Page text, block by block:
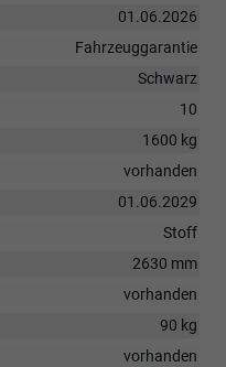
01.06.2026
Fahrzeuggarantie
Schwarz
10
1600 kg
vorhanden
01.06.2029
Stoff
2630 mm
vorhanden
90 kg
vorhanden